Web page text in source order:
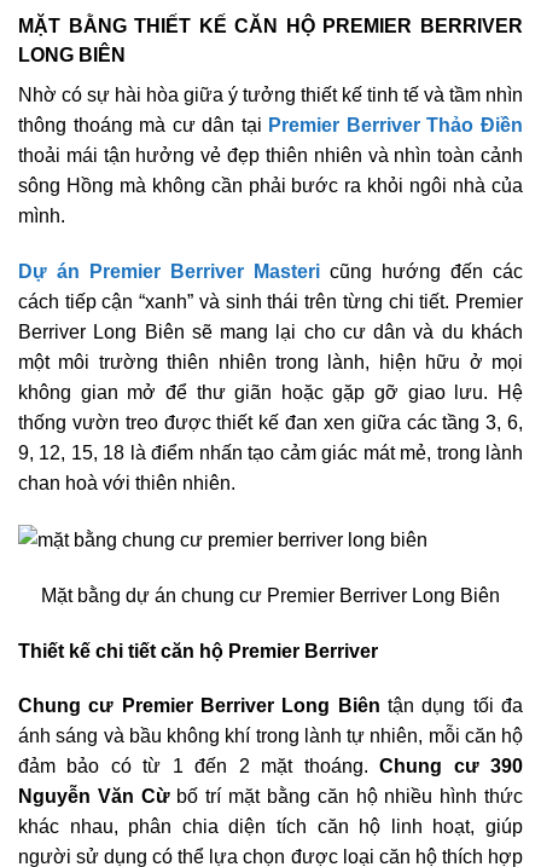
MẶT BẰNG THIẾT KẾ CĂN HỘ PREMIER BERRIVER
LONG BIÊN
Nhờ có sự hài hòa giữa ý tưởng thiết kế tinh tế và tầm nhìn
thông thoáng mà cư dân tại Premier Berriver Thảo Điền
thoải mái tận hưởng vẻ đẹp thiên nhiên và nhìn toàn cảnh
sông Hồng mà không cần phải bước ra khỏi ngôi nhà của
mình.
Dự án Premier Berriver Masteri cũng hướng đến các
cách tiếp cận “xanh” và sinh thái trên từng chi tiết. Premier
Berriver Long Biên sẽ mang lại cho cư dân và du khách
một môi trường thiên nhiên trong lành, hiện hữu ở mọi
không gian mở để thư giãn hoặc gặp gỡ giao lưu. Hệ
thống vườn treo được thiết kế đan xen giữa các tầng 3, 6,
9, 12, 15, 18 là điểm nhấn tạo cảm giác mát mẻ, trong lành
chan hoà với thiên nhiên.
Mặt bằng dự án chung cư Premier Berriver Long Biên
Thiết kế chi tiết căn hộ Premier Berriver
Chung cư Premier Berriver Long Biên tận dụng tối đa
ánh sáng và bầu không khí trong lành tự nhiên, mỗi căn hộ
đảm bảo có từ 1 đến 2 mặt thoáng.Chung cư 390
Nguyễn Văn Cừ bố trí mặt bằng căn hộ nhiều hình thức
khác nhau, phân chia diện tích căn hộ linh hoạt, giúp
người sử dụng có thể lựa chọn được loại căn hộ thích hợp